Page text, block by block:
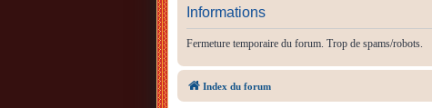
Informations
Fermeture temporaire du forum. Trop de spams/robots.
Index du forum